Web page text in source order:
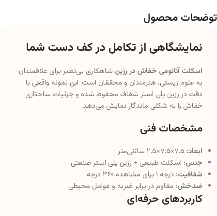
توضحات محصول
نمایشگاهی از تکامل در کف دست شما
اسکلت آناتومی خفاش در رزین شاهکاری بی‌نظیر برای علاقمندان
به علوم زیستی، هنرمندان و محققان است. این نمونه واقعی با
دقت در رزین پلی استر شفاف محفوظ شده و جزئیات ساختاری
خفاش را به شکلی ماندگار نمایش می‌دهد.
مشخصات فنی
ابعاد:
جنس: اسکلت طبیعی + رزین پلی استر صنعتی
شفافیت: درجه ۱ برای مشاهده ۳۶۰ درجه
ضدخش: مقاوم در برابر ضربه و عوامل محیطی
کاربردهای حرفه‌ای